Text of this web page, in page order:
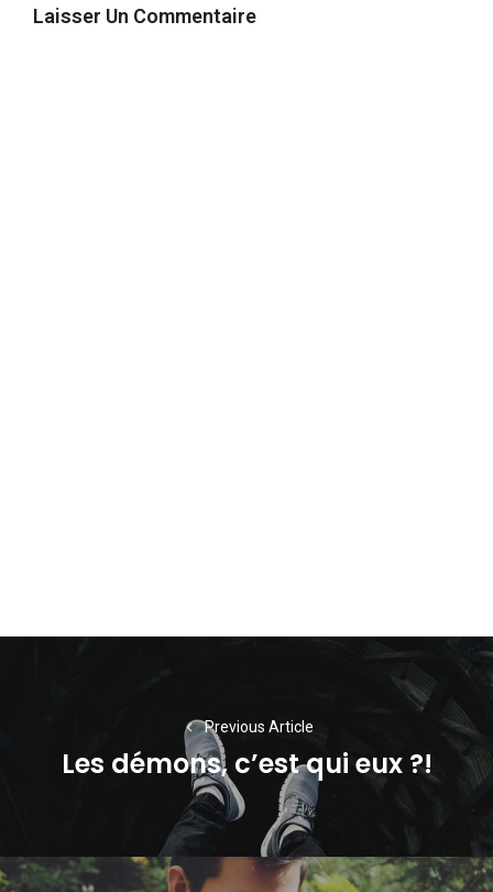
Laisser Un Commentaire
Previous Article
Previous
post:
Les démons, c’est qui eux ?!